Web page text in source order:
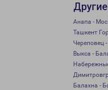
Анапа -
Ташкент
Череповец
Выкса -
Балахна -